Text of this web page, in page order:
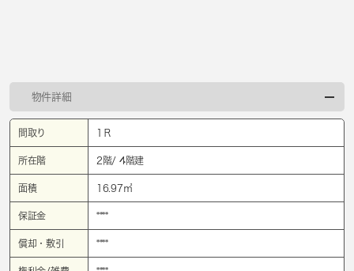
物件詳細
間取り 1Ｒ
所在階 2階/ 4階建
面積 16.97㎡
保証金 ****
償却・敷引 ****